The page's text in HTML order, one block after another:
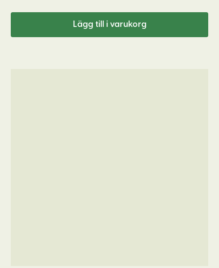
Lägg till i varukorg